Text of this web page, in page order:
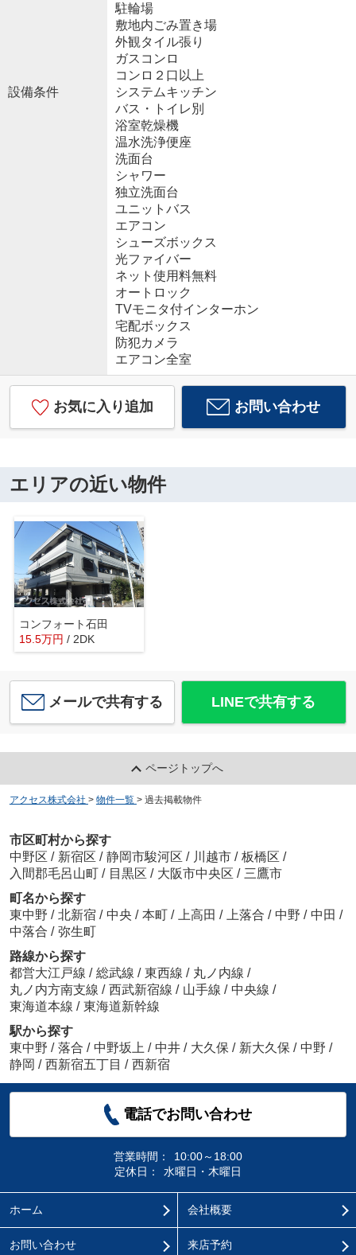
設備条件
駐輪場
敷地内ごみ置き場
外観タイル張り
ガスコンロ
コンロ２口以上
システムキッチン
バス・トイレ別
浴室乾燥機
温水洗浄便座
洗面台
シャワー
独立洗面台
ユニットバス
エアコン
シューズボックス
光ファイバー
ネット使用料無料
オートロック
TVモニタ付インターホン
宅配ボックス
防犯カメラ
エアコン全室
お気に入り追加 お問い合わせ
エリアの近い物件
コンフォート石田
15.5万円 / 2DK
メールで共有する LINEで共有する
ページトップへ
アクセス株式会社 > 物件一覧 > 過去掲載物件
市区町村から探す
中野区 / 新宿区 / 静岡市駿河区 / 川越市 / 板橋区 /
入間郡毛呂山町 / 目黒区 / 大阪市中央区 / 三鷹市
町名から探す
東中野 / 北新宿 / 中央 / 本町 / 上高田 / 上落合 / 中野 / 中田 /
中落合 / 弥生町
路線から探す
都営大江戸線 / 総武線 / 東西線 / 丸ノ内線 /
丸ノ内方南支線 / 西武新宿線 / 山手線 / 中央線 /
東海道本線 / 東海道新幹線
駅から探す
東中野 / 落合 / 中野坂上 / 中井 / 大久保 / 新大久保 / 中野 /
静岡 / 西新宿五丁目 / 西新宿
電話でお問い合わせ
営業時間：
10:00～18:00
定休日：
水曜日・木曜日
ホーム 会社概要
お問い合わせ 来店予約